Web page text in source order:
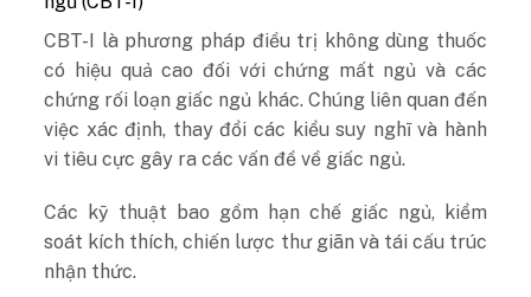
CBT-I là phương pháp điều trị không dùng thuốc
có hiệu quả cao đối với chứng mất ngủ và các
chứng rối loạn giấc ngủ khác. Chúng liên quan đến
việc xác định, thay đổi các kiểu suy nghĩ và hành
vi tiêu cực gây ra các vấn đề về giấc ngủ.
Các kỹ thuật bao gồm hạn chế giấc ngủ, kiểm
soát kích thích, chiến lược thư giãn và tái cấu trúc
nhận thức.